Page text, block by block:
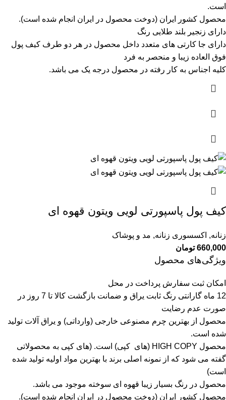
است.
محصول کشور ایران (دوخت محصول در ایران انجام شده است).
دارای زنجیر بلند طلایی رنگ
دارای جا کارتی های متعدد داخل محصول در هر دو طرف کیف پول
فوق العاده زیبا و منحصر به فرد
کلیه اجناس به کار رفته در محصول درجه یک می باشد.
کیف پول پاسپورتی لویی ویتون قهوه ای
زنانه, اکسسوری زنانه, مد و پوشاک
660,000 تومان
ویژگی‌های محصول
امکان ثبت سفارش پرداخت در محل
12 ماه گارانتی رنگ ثابت یراق و ضمانت بازگشت کالا تا 7 روز در
صورت عدم رضایت
محصول از بهترین چرم مصنوعی خارجی (وارداتی) و یراق آلات تولید
شده است.
محصول HIGH COPY (های کپی) است.
(های کپی به محصولاتی
گفته می شود که از نمونه اصلی برند با بهترین مواد اولیه تولید شده
است)
محصول در رنگ بسیار زیبا قهوه ای سوخته موجود می باشد.
محصول کشور ایران (دوخت محصول در ایران انجام شده است).